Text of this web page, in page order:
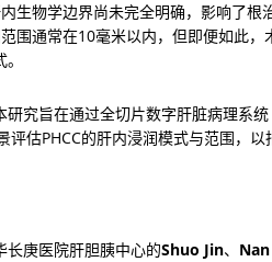
生物学边界尚未完全明确，影响了根
围通常在10毫米以内，但即便如此
研究旨在通过全切片数字肝脏病理
评估PHCC的肝内浸润模式与范围，以
长庚医院肝胆胰中心的Shuo Jin、